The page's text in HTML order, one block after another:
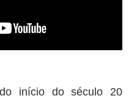
início do século 20